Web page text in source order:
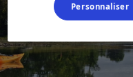
Personnaliser